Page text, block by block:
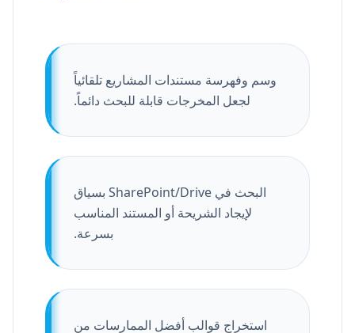
وسم وفهرسة مستندات المشاريع تلقائياً
لجعل المخرجات قابلة للبحث دائماً.
البحث في SharePoint/Drive بسياق
لإيجاد الشريحة أو المستند المناسب
بسرعة.
استخراج قوالب أفضل الممارسات من